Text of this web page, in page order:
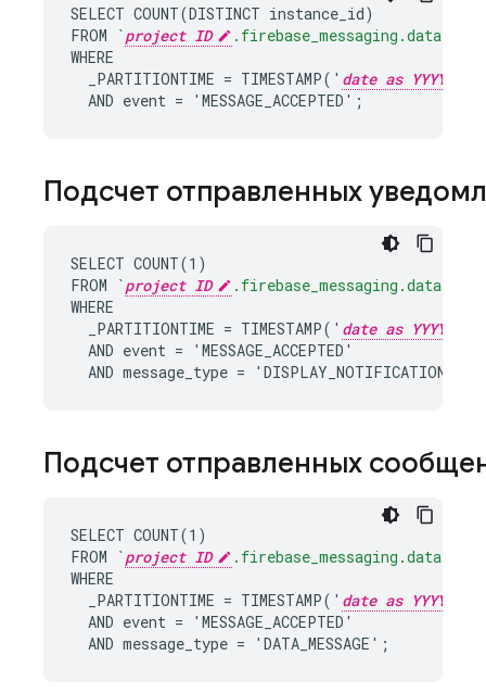
SELECT COUNT(DISTINCT instance_id)
FROM
`project ID
.firebase_messaging.data`
WHERE
  _PARTITIONTIME = TIMESTAMP('
date as YYYY-MM-
  AND event = 'MESSAGE_ACCEPTED';
Подсчет отправленных
SELECT COUNT(1)
FROM
`project ID
.firebase_messaging.data`
WHERE
  _PARTITIONTIME = TIMESTAMP('
date as YYYY-MM-
  AND event = 'MESSAGE_ACCEPTED'
  AND message_type = 'DISPLAY_NOTIFICATION';
Подсчет отправленных
SELECT COUNT(1)
FROM
`project ID
.firebase_messaging.data`
WHERE
  _PARTITIONTIME = TIMESTAMP('
date as YYYY-MM-
  AND event = 'MESSAGE_ACCEPTED'
  AND message_type = 'DATA_MESSAGE';